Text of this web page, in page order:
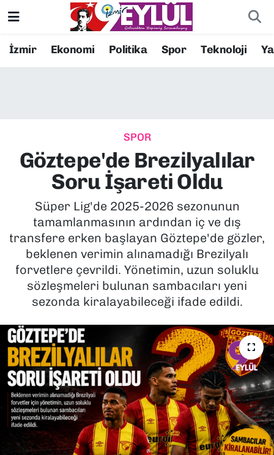
İzmir Ekonomi Politika Spor Teknoloji
SPOR
Göztepe'de Brezilyalılar
Soru İşareti Oldu
Süper Lig'de 2025-2026 sezonunun
tamamlanmasının ardından iç ve dış
transfere erken başlayan Göztepe'de gözler,
beklenen verimin alınamadığı Brezilyalı
forvetlere çevrildi. Yönetimin, uzun soluklu
sözleşmeleri bulunan sambacıları yeni
sezonda kiralayabileceği ifade edildi.
Resmi İlanlar
EKONOMİ
KÜLTÜR SANAT
MAGAZİN
POLİTİKA
SAĞLIK
SPOR
TEKNOLOJİ
YAŞAM
YEREL YÖNETİMLER
Konak Nöbetçi Eczaneler
Süper Lig Puan Durumu ve Fikstür
Tüm Manşetler
Son Dakika Haberleri
Haber Arşivi